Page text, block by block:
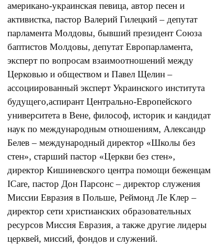
американо-украинская певица, автор песен и
активистка, пастор Валерий Гилецкий – депутат
парламента Молдовы, бывший президент Союза
баптистов Молдовы, депутат Европарламента,
эксперт по вопросам взаимоотношений между
Церковью и обществом и Павел Щелин –
ассоциированный эксперт Украинского института
будущего,аспирант Центрально-Европейского
университета в Вене, философ, историк и кандидат
наук по международным отношениям, Александр
Белев – международный директор «Школы без
стен», старший пастор «Церкви без стен»,
директор Кишиневского центра помощи беженцам
ICare, пастор Дон Парсонс – директор служения
Миссии Евразия в Польше, Реймонд Ле Клер –
директор сети христианских образовательных
ресурсов Миссия Евразия, а также другие лидеры
церквей, миссий, фондов и служений.